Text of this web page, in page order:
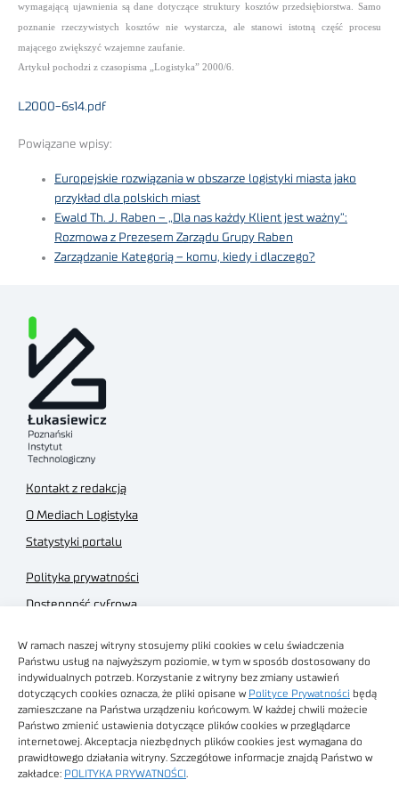
W ramach naszej witryny stosujemy pliki cookies w celu świadczenia
Państwu usług na najwyższym poziomie, w tym w sposób dostosowany do
indywidualnych potrzeb. Korzystanie z witryny bez zmiany ustawień
dotyczących cookies oznacza, że pliki opisane w Polityce Prywatności będą
zamieszczane na Państwa urządzeniu końcowym. W każdej chwili możecie
Państwo zmienić ustawienia dotyczące plików cookies w przeglądarce
internetowej. Akceptacja niezbędnych plików cookies jest wymagana do
prawidłowego działania witryny. Szczegółowe informacje znajdą Państwo w
zakładce: POLITYKA PRYWATNOŚCI
wymagającą ujawnienia są dane dotyczące struktury kosztów przedsiębiorstwa. Samo
poznanie rzeczywistych kosztów nie wystarcza, ale stanowi istotną część procesu
mającego zwiększyć wzajemne zaufanie.
Artykuł pochodzi z czasopisma „Logistyka” 2000/6.
L2000-6s14.pdf
Powiązane wpisy:
Europejskie rozwiązania w obszarze logistyki miasta jako
przykład dla polskich miast
Ewald Th. J. Raben – „Dla nas każdy Klient jest ważny”:
Rozmowa z Prezesem Zarządu Grupy Raben
Zarządzanie Kategorią – komu, kiedy i dlaczego?
Kontakt z redakcją
O Mediach Logistyka
Statystyki portalu
Polityka prywatności
Dostępność cyfrowa
Regulamin sklepu
Obrazy stockowe
autorstwa